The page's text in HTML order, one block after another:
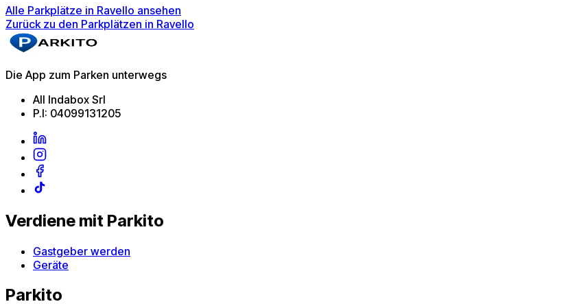
Alle Parkplätze in Ravello ansehen
Zurück zu den Parkplätzen in Ravello
Die App zum Parken unterwegs
All Indabox Srl
P.I: 04099131205
Verdiene mit Parkito
Gastgeber werden
Geräte
Parkito